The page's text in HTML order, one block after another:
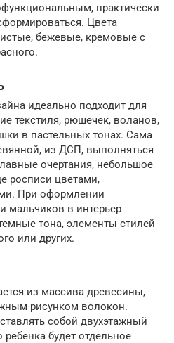
практически
Цвета
бежевые, кремовые с
идеально подходит для
текстиля, рюшечек, воланов,
в пастельных тонах. Сама
из ДСП, выполняться
очертания, небольшое
росписи цветами,
При оформлении
мальчиков в интерьер
тона, элементы стилей
или других.
из массива древесины,
рисунком волокон.
собой двухэтажный
будет отдельное